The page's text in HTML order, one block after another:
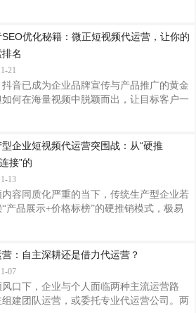
人影响力快速扩大传播范围。在技术
地考察，我最终选择了云南微正抖音代运营
为他们的专业团队让我看到了品牌成长的无
南微正的团队由一群经验丰富、创意无限
组成。他们不仅熟悉短视频平台的规则与
得如何结合品牌特点与目标受众，量身定
。从文案策划到脚本拍摄，再到视频剪辑
，每一个环节都充满了专业与匠心。文案
他们总能精准捕捉品牌核心价值，
优化秘籍：微正短视频代运营，让你的
名
21
音已成为企业品牌宣传与产品推广的黄金
如何在海量视频中脱颖而出，让目标客户一
代运营公司，凭借专业的SEO优化策略，助
视频搜索排名飙升，轻松获客！我们深
不仅仅是关键词的堆砌，更是内容质
动、账号权重等多方面的综合考量。微正
深的SEO专家，他们精通抖音算法规则，
位目标关键词，结合行业特点与用户需
身定制SEO优化方案。从文案策划到脚本
视频剪辑与发布，我们全程融入SEO元
企业短视频代运营突围战：从“硬推
接”的
13
容同质化严重的当下，传统生产型企业若
产品展示+价格标榜”的硬推销模式，极易
构建“技术信任-场景共鸣-情感连接”的三级
流量曝光到长期客户关系的转化。以下从
、互动设计、生态整合三个维度，解析差异
。一、内容重构：从“功能罗列”到“技术解
视化叙事传统生产视频多聚焦成品展示，
关注“如何解决我的问题”。代运营需将技术
：自主深耕还是借力代运营？
07
口下，企业与个人面临两种主流运营路
建团队运营，或委托专业代运营公司。两